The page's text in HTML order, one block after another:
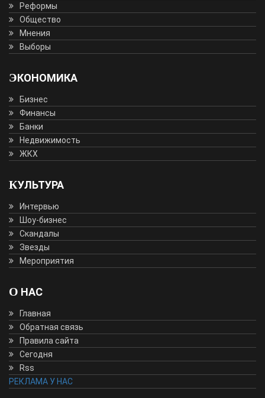
Реформы
Общество
Мнения
Выборы
ЭКОНОМИКА
Бизнес
Финансы
Банки
Недвижимость
ЖКХ
КУЛЬТУРА
Интервью
Шоу-бизнес
Скандалы
Звезды
Мероприятия
О НАС
Главная
Обратная связь
Правила сайта
Сегодня
Rss
РЕКЛАМА У НАС